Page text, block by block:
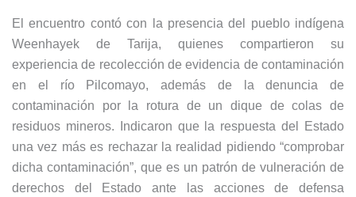
El encuentro contó con la presencia del pueblo indígena
Weenhayek de Tarija, quienes compartieron su
experiencia de recolección de evidencia de contaminación
en el río Pilcomayo, además de la denuncia de
contaminación por la rotura de un dique de colas de
residuos mineros. Indicaron que la respuesta del Estado
una vez más es rechazar la realidad pidiendo “comprobar
dicha contaminación”, que es un patrón de vulneración de
derechos del Estado ante las acciones de defensa